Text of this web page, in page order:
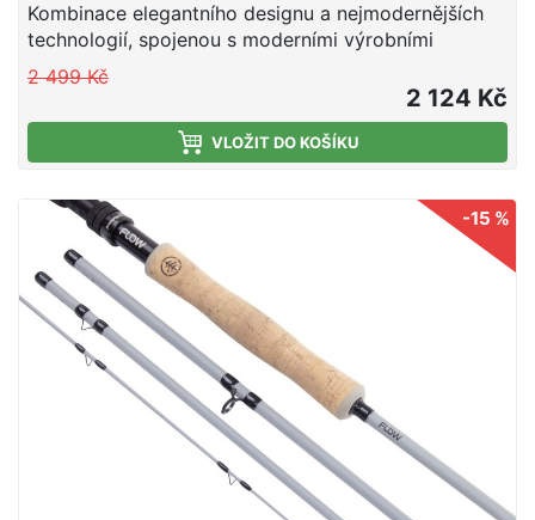
Kombinace elegantního designu a nejmodernějších
technologií, spojenou s moderními výrobními
postupy, je tato nová řada prutů FLOW navržena tak,
aby splňovala na maximum potřeby moderního
rybáře.
2 499 Kč
2 124 Kč
VLOŽIT DO KOŠÍKU
-15 %